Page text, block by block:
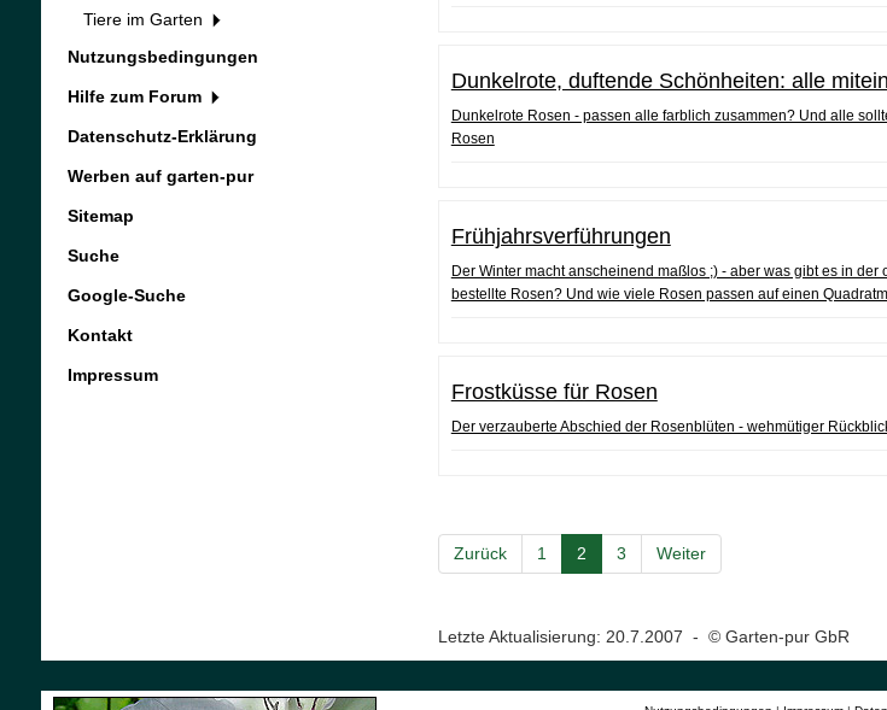
Tiere im Garten
Nutzungsbedingungen
Hilfe zum Forum
Datenschutz-Erklärung
Werben auf garten-pur
Sitemap
Suche
Google-Suche
Kontakt
Impressum
Dunkelrote, duftende Schönheiten: alle
Dunkelrote Rosen - passen alle farblich zusammen? Und alle
Rosen
Frühjahrsverführungen
Der Winter macht anscheinend maßlos ;) - aber was gibt es in
bestellte Rosen? Und wie viele Rosen passen auf einen
Frostküsse für Rosen
Der verzauberte Abschied der Rosenblüten - wehmütiger
Zurück 1 2 3 Weiter
Letzte Aktualisierung: 20.7.2007 - © Garten-pur GbR